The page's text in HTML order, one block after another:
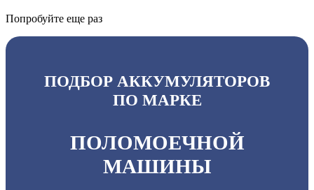
Попробуйте еще раз
ПОДБОР АККУМУЛЯТОРОВ
ПО МАРКЕ
ПОЛОМОЕЧНОЙ
МАШИНЫ